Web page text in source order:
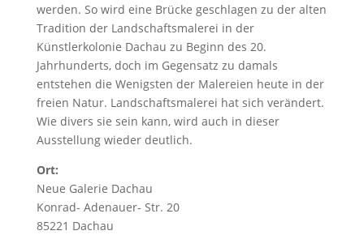
werden. So wird eine Brücke geschlagen zu der alten
Tradition der Landschaftsmalerei in der
Künstlerkolonie Dachau zu Beginn des 20.
Jahrhunderts, doch im Gegensatz zu damals
entstehen die Wenigsten der Malereien heute in der
freien Natur. Landschaftsmalerei hat sich verändert.
Wie divers sie sein kann, wird auch in dieser
Ausstellung wieder deutlich.
Ort:
Neue Galerie Dachau
Konrad- Adenauer- Str. 20
85221 Dachau